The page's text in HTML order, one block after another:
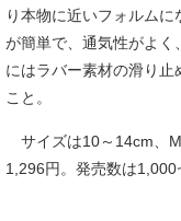
り本物に近いフォルム
が簡単で、通気性がよ
にはラバー素材の滑り
こと。
サイズは10～14cm、
1,296円。発売数は1,000